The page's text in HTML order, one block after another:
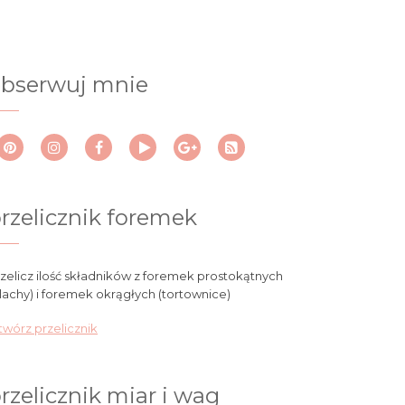
mnie
foremek
ilość składników z foremek prostokątnych
i foremek okrągłych (tortownice)
przelicznik
miar i wag